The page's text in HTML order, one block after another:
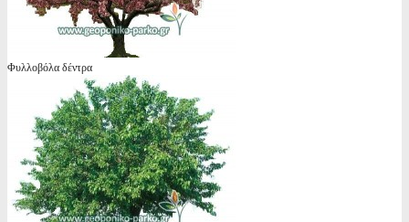
Φυλλοβόλα δέντρα